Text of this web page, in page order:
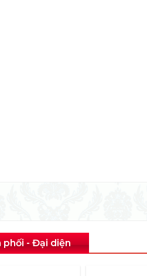
phối - Đại diện